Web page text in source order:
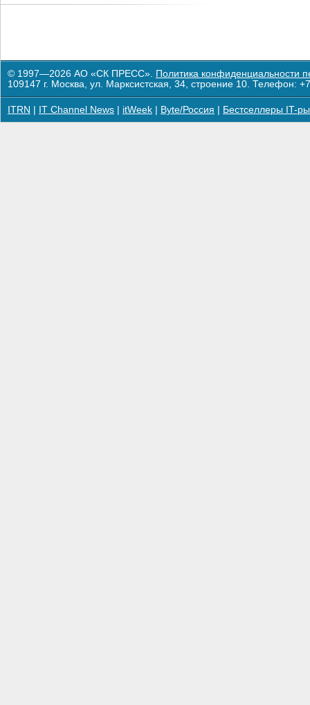
© 1997—2026 АО «СК ПРЕСС». Политика конфиденциальности
109147 г. Москва, ул. Марксистская, 34, строение 10. Телефон:
ITRN IT Channel News itWeek Byte/Россия Бестселлеры IT-